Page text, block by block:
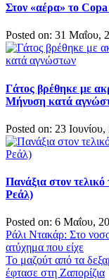
Στον «αέρα» το
Posted on: 31 Μαΐου,
Γάτος βρέθηκε με
Μήνυση κατά
Posted on: 23
Πανάξια στον
Ρεάλ)
Posted on: 6 Μαΐου,
Πλοήγηση
άρθρων
Ράλι Ντακάρ: Στο
ατύχημα που είχε
Το μαζούτ από τα
έφτασε στη Ζαπορίζια